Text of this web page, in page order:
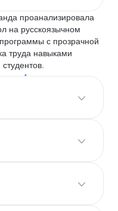
проанализировала
на русскоязычном
с прозрачной
труда навыками
по
4 критериям